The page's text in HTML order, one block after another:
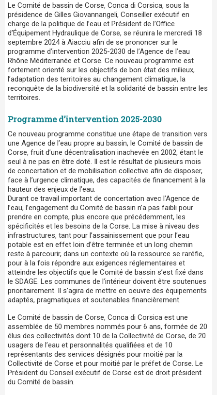
Le Comité de bassin de Corse, Conca di Corsica, sous la
présidence de Gilles Giovannangeli, Conseiller exécutif en
charge de la politique de l’eau et Président de l’Office
d’Équipement Hydraulique de Corse, se réunira le mercredi 18
septembre 2024 à Aiacciu afin de se prononcer sur le
programme d’intervention 2025-2030 de l’Agence de l’eau
Rhône Méditerranée et Corse. Ce nouveau programme est
fortement orienté sur les objectifs de bon état des milieux,
l’adaptation des territoires au changement climatique, la
reconquête de la biodiversité et la solidarité de bassin entre les
territoires.
Programme d’intervention 2025-2030
Ce nouveau programme constitue une étape de transition vers
une Agence de l’eau propre au bassin, le Comité de bassin de
Corse, fruit d’une décentralisation inachevée en 2002, étant le
seul à ne pas en être doté. Il est le résultat de plusieurs mois
de concertation et de mobilisation collective afin de disposer,
face à l’urgence climatique, des capacités de financement à la
hauteur des enjeux de l’eau.
Durant ce travail important de concertation avec l’Agence de
l’eau, l’engagement du Comité de bassin n’a pas faibli pour
prendre en compte, plus encore que précédemment, les
spécificités et les besoins de la Corse. La mise à niveau des
infrastructures, tant pour l’assainissement que pour l’eau
potable est en effet loin d’être terminée et un long chemin
reste à parcourir, dans un contexte où la ressource se raréfie,
pour à la fois répondre aux exigences réglementaires et
atteindre les objectifs que le Comité de bassin s’est fixé dans
le SDAGE. Les communes de l’intérieur doivent être soutenues
prioritairement. Il s’agira de mettre en oeuvre des équipements
adaptés, pragmatiques et soutenables financièrement.
Le Comité de bassin de Corse, Conca di Corsica est une
assemblée de 50 membres nommés pour 6 ans, formée de 20
élus des collectivités dont 10 de la Collectivité de Corse, de 20
usagers de l’eau et personnalités qualifiées et de 10
représentants des services désignés pour moitié par la
Collectivité de Corse et pour moitié par le préfet de Corse. Le
Président du Conseil exécutif de Corse est de droit président
du Comité de bassin.